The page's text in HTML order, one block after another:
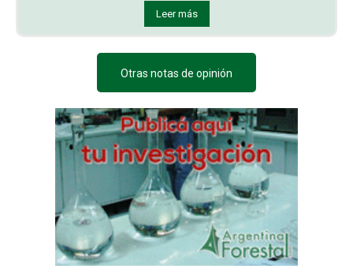
Leer más
Otras notas de opinión